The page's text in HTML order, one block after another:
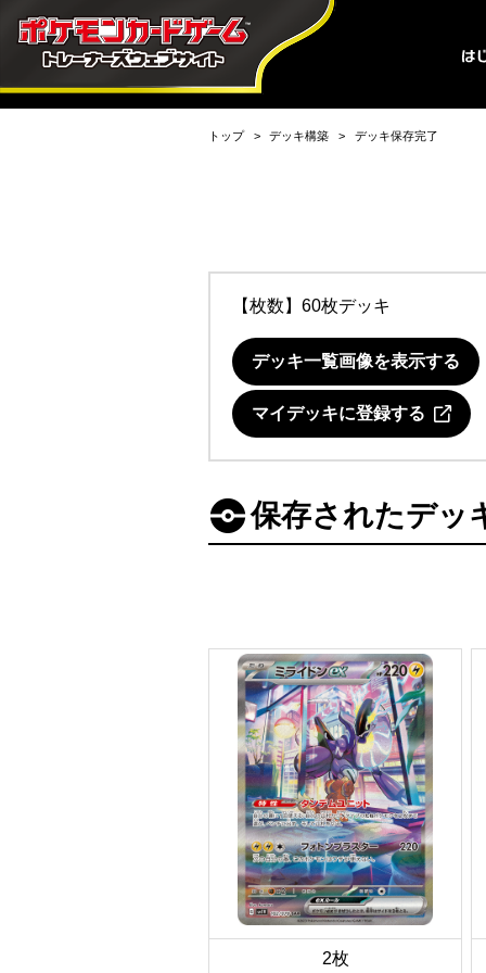
トップ デッキ構築 デッキ保存完了
【枚数】60枚デッキ
デッキ一覧画像を表示する
マイデッキに登録する
保存されたデッ
2枚